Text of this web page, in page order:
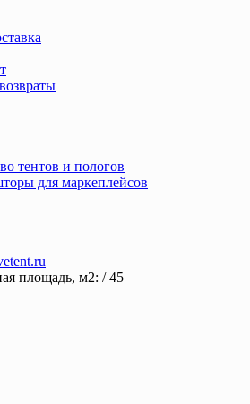
тентов и пологов
для маркеплейсов
площадь, м2: / 45